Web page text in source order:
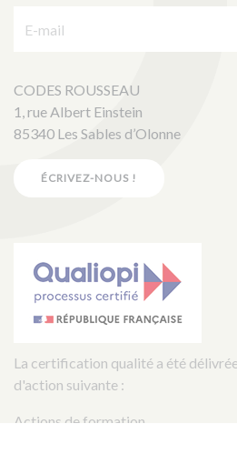
CODES ROUSSEAU
1, rue Albert Einstein
85340 Les Sables d’Olonne
ÉCRIVEZ-NOUS !
La certification qualité a été
d'action suivante :
Actions de formation